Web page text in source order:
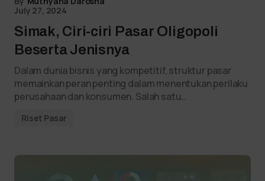
July 27, 2024
Simak, Ciri-ciri Pasar Oligopoli
Beserta Jenisnya
Dalam dunia bisnis yang kompetitif, struktur pasar
memainkan peran penting dalam menentukan perilaku
perusahaan dan konsumen. Salah satu…
Riset Pasar